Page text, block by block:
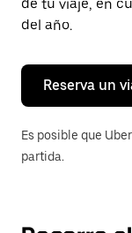
para
cerrar
calendario.
de tu viaje, en
del año.
Reserva un
Es posible que
partida.